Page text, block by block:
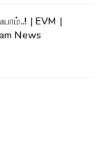
| EVM |
News